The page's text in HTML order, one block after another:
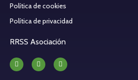
Política de cookies
Política de privacidad
RRSS Asociación